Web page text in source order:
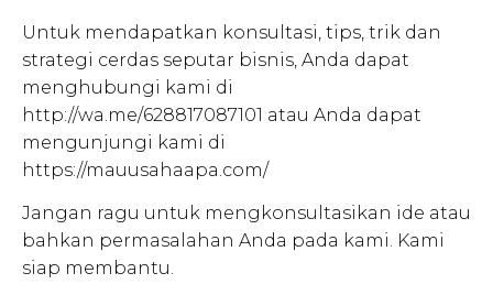
Untuk mendapatkan konsultasi, tips, trik dan
strategi cerdas seputar bisnis, Anda dapat
menghubungi kami di
http://wa.me/628817087101 atau Anda dapat
mengunjungi kami di
https://mauusahaapa.com/
Jangan ragu untuk mengkonsultasikan ide atau
bahkan permasalahan Anda pada kami. Kami
siap membantu.